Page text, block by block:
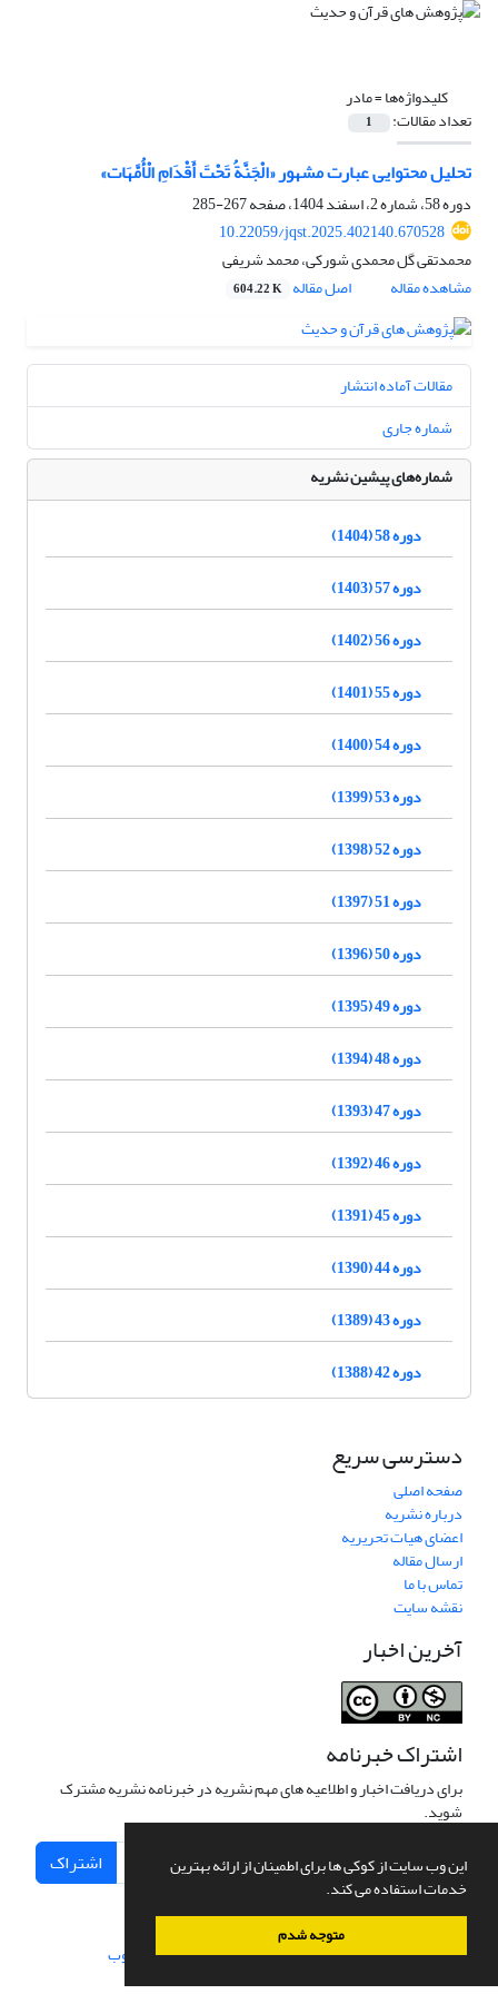
این وب سایت از کوکی ها برای اطمینان از ارائه بهترین
خدمات استفاده می کند.
متوجه شدم
کلیدواژه‌ها =مادر
تعداد مقالات: 1
تحلیل محتوایی عبارت مشهور «الْجَنَّةُ تَحْتَ أَقْدَامِ الْأُمَّهَات»
دوره 58، شماره 2، اسفند 1404، صفحه
267-285
10.22059/jqst.2025.402140.670528
محمدتقی گل محمدی شورکی، محمد شریفی
مشاهده مقاله
اصل مقاله 604.22 K
مقالات آماده انتشار
شماره جاری
شماره‌های پیشین نشریه
دوره 58 (1404)
دوره 57 (1403)
دوره 56 (1402)
دوره 55 (1401)
دوره 54 (1400)
دوره 53 (1399)
دوره 52 (1398)
دوره 51 (1397)
دوره 50 (1396)
دوره 49 (1395)
دوره 48 (1394)
دوره 47 (1393)
دوره 46 (1392)
دوره 45 (1391)
دوره 44 (1390)
دوره 43 (1389)
دوره 42 (1388)
دسترسی سریع
صفحه اصلی
درباره نشریه
اعضای هیات تحریریه
ارسال مقاله
تماس با ما
نقشه سایت
آخرین اخبار
اشتراک خبرنامه
برای دریافت اخبار و اطلاعیه های مهم نشریه در خبرنامه نشریه مشترک
شوید.
اشتراک
سامانه مدیریت نشریات علمی.طراحی و پیاده سازی از سیناوب